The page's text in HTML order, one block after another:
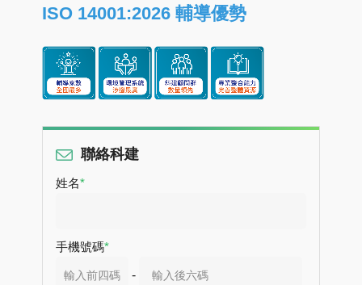
ISO 14001:2026 輔導優勢
聯絡科建
姓名
手機號碼
-